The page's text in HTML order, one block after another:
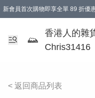
新會員首次購物即享全單 89 折優
購物滿 HKD 499.00即享免運費優
【滿 $300 專屬驚喜：無聲信物（
香港人的雜
Chris31416
< 返回商品列表